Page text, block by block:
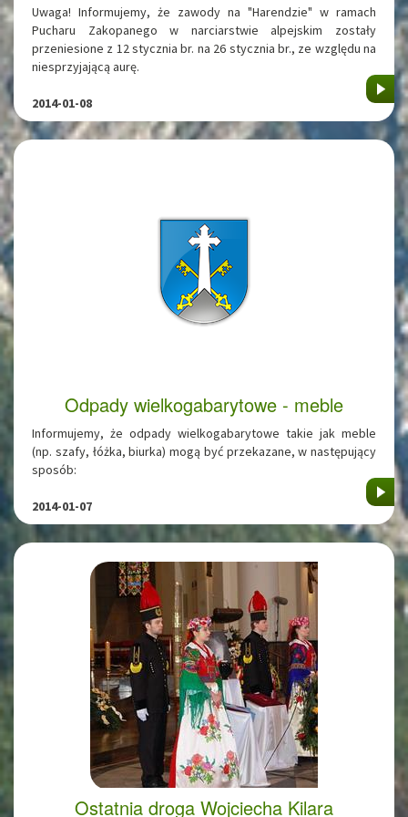
Uwaga! Informujemy, że zawody na "Harendzie" w ramach
Pucharu Zakopanego w narciarstwie alpejskim zostały
przeniesione z 12 stycznia br. na 26 stycznia br., ze względu na
niesprzyjającą aurę.
2014-01-08
Odpady wielkogabarytowe - meble
Informujemy, że odpady wielkogabarytowe takie jak meble
(np. szafy, łóżka, biurka) mogą być przekazane, w następujący
sposób:
2014-01-07
Ostatnia droga Wojciecha Kilara